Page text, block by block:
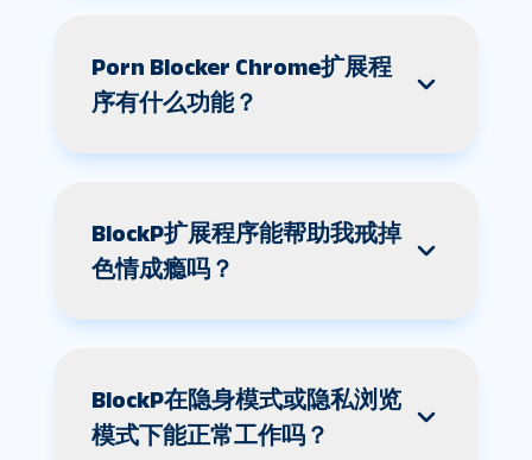
Porn Blocker Chrome扩展程
序有什么功能？
BlockP扩展程序能帮助我戒掉
色情成瘾吗？
BlockP在隐身模式或隐私浏览
模式下能正常工作吗？